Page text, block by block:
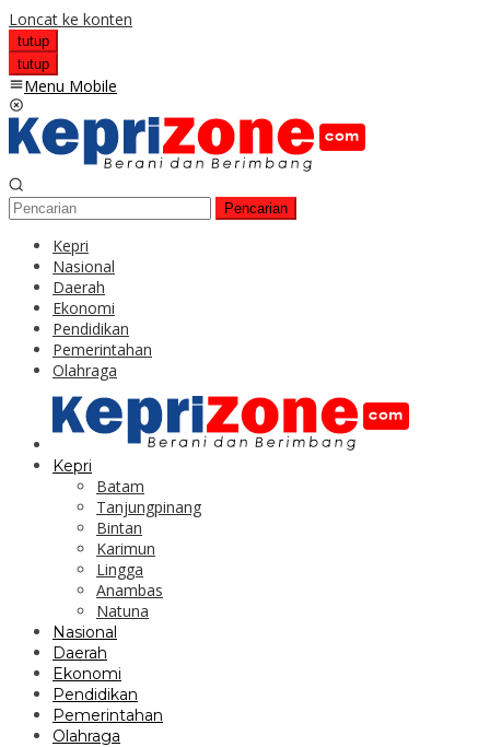
Loncat ke konten
tutup
tutup
Menu Mobile
Pencarian
Kepri
Nasional
Daerah
Ekonomi
Pendidikan
Pemerintahan
Olahraga
Kepri
Batam
Tanjungpinang
Bintan
Karimun
Lingga
Anambas
Natuna
Nasional
Daerah
Ekonomi
Pendidikan
Pemerintahan
Olahraga